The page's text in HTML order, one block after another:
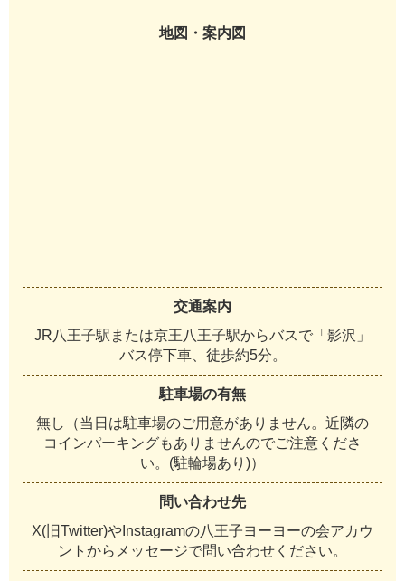
地図・案内図
交通案内
JR八王子駅または京王八王子駅からバスで「影沢」
バス停下車、徒歩約5分。
駐車場の有無
無し（当日は駐車場のご用意がありません。近隣の
コインパーキングもありませんのでご注意くださ
い。(駐輪場あり)）
問い合わせ先
X(旧Twitter)やInstagramの八王子ヨーヨーの会アカウ
ントからメッセージで問い合わせください。